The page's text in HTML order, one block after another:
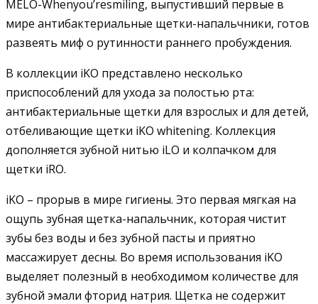
MELO-Whenyou’resmiling, выпустивший первые в
мире антибактериальные щетки-напальчники, готов
развеять миф о рутинности раннего пробуждения.
В коллекции iKO представлено несколько
приспособлений для ухода за полостью рта:
антибактериальные щетки для взрослых и для детей,
отбеливающие щетки iKO whitening. Коллекция
дополняется зубной нитью iLO и колпачком для
щетки iRO.
iKO – прорыв в мире гигиены. Это первая мягкая на
ощупь зубная щетка-напальчник, которая чистит
зубы без воды и без зубной пасты и приятно
массажирует десны. Во время использования iKO
выделяет полезный в необходимом количестве для
зубной эмали фторид натрия. Щетка не содержит